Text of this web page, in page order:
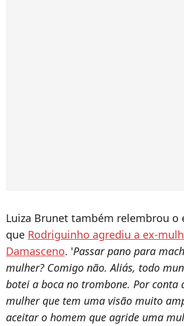
Luiza Brunet também relembrou o
que Rodriguinho agrediu a ex-
Damasceno. 'Passar pano para
mulher? Comigo não. Aliás, todo
botei a boca no trombone. Por conta
mulher que tem uma visão muito
aceitar o homem que agride uma